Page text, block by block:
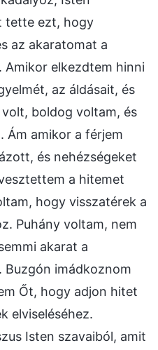
tette ezt, hogy
az akaratomat a
Amikor elkezdtem hinni
az áldásait, és
boldog voltam, és
amikor a férjem
és nehézségeket
a hitemet
hogy visszatérek a
Puhány voltam, nem
akarat a
Buzgón imádkoznom
Őt, hogy adjon hitet
elviseléséhez.
Isten szavaiból, amit